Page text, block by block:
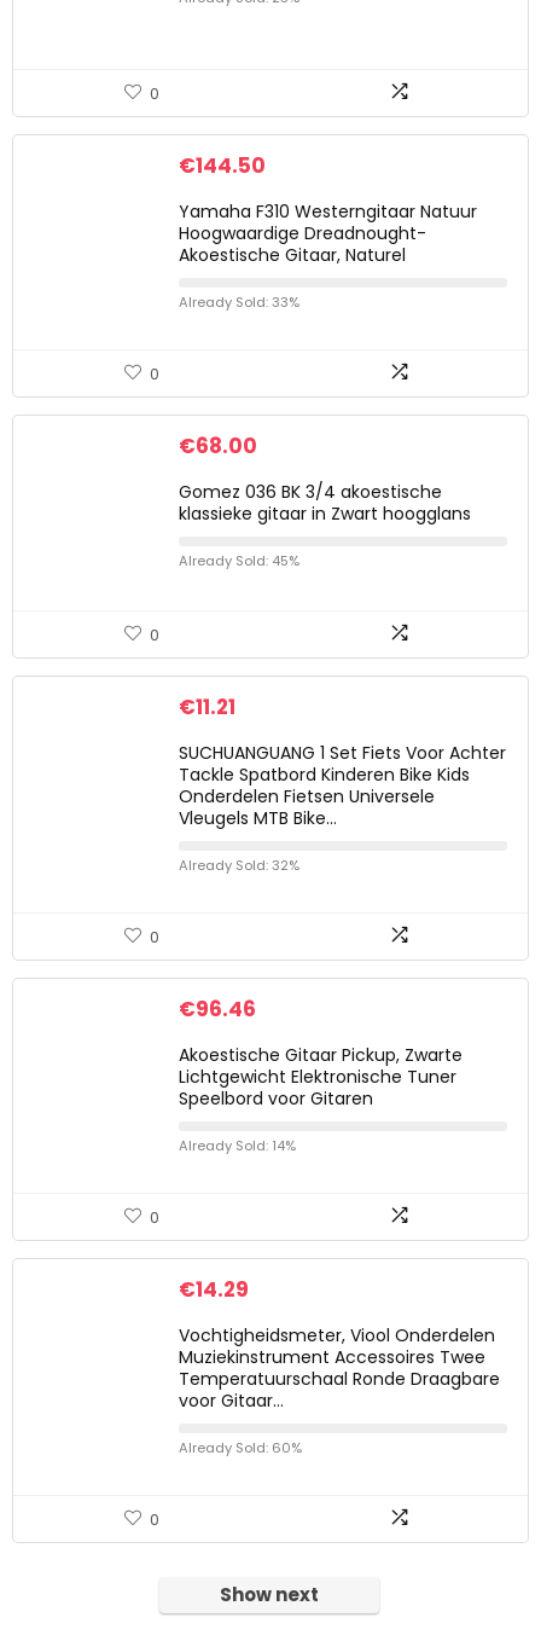
0
€144.50
Yamaha F310 Westerngitaar Natuur
Hoogwaardige Dreadnought-
Akoestische Gitaar, Naturel
Already Sold: 33%
0
€68.00
Gomez 036 BK 3/4 akoestische
klassieke gitaar in Zwart hoogglans
Already Sold: 45%
0
€11.21
SUCHUANGUANG 1 Set Fiets Voor Achter
Tackle Spatbord Kinderen Bike Kids
Onderdelen Fietsen Universele
Vleugels MTB Bike…
Already Sold: 32%
0
€96.46
Akoestische Gitaar Pickup, Zwarte
Lichtgewicht Elektronische Tuner
Speelbord voor Gitaren
Already Sold: 14%
0
€14.29
Vochtigheidsmeter, Viool Onderdelen
Muziekinstrument Accessoires Twee
Temperatuurschaal Ronde Draagbare
voor Gitaar…
Already Sold: 60%
0
Show next